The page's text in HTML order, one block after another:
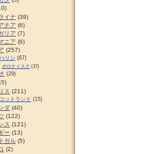
イナ (39)
チア (6)
リア (7)
ニア (6)
(257)
リン (67)
ポロナイスク (37)
(29)
ス (211)
ットランド (15)
ダ (40)
(122)
ス (121)
ー (13)
ガル (5)
(2)